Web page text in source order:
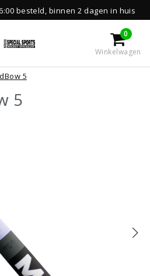
besteld, binnen 2 dagen in huis
0
Winkelwagen
5
5